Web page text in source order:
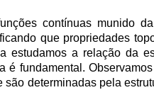
contínuas munido
que propriedades
estudamos a relação da
fundamental.
determinadas pela